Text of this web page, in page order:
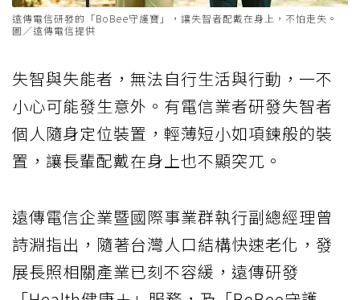
遠傳電信研發的「BoBee守護寶」，讓失智者配戴在身上，不怕走失。
圖／遠傳電信提供
失智與失能者，無法自行生活與行動，一不
小心可能發生意外。有電信業者研發失智者
個人隨身定位裝置，輕薄短小如項鍊般的裝
置，讓長輩配戴在身上也不顯突兀。
遠傳電信企業暨國際事業群執行副總經理曾
詩淵指出，隨著台灣人口結構快速老化，發
展長照相關產業已刻不容緩，遠傳研發